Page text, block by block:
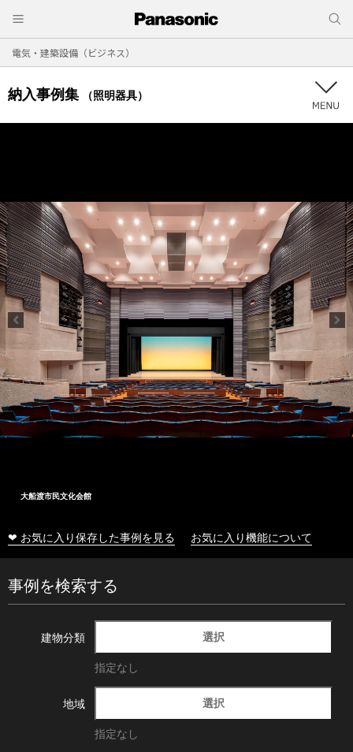
電気・建築設備（ビジネス）
納入事例集 （照明器具）
大船渡市民文化会館
❤ お気に入り保存した事例を見る お気に入り機能について
事例を検索する
建物分類 選択
指定なし
地域 選択
指定なし